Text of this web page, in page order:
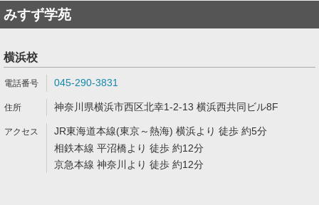
みすず学苑
横浜校
045-290-3831
神奈川県横浜市西区北幸1-2-13 横浜西共同ビル8F
JR東海道本線(東京～熱海) 横浜より 徒歩 約5分
相鉄本線 平沼橋より 徒歩 約12分
京急本線 神奈川より 徒歩 約12分